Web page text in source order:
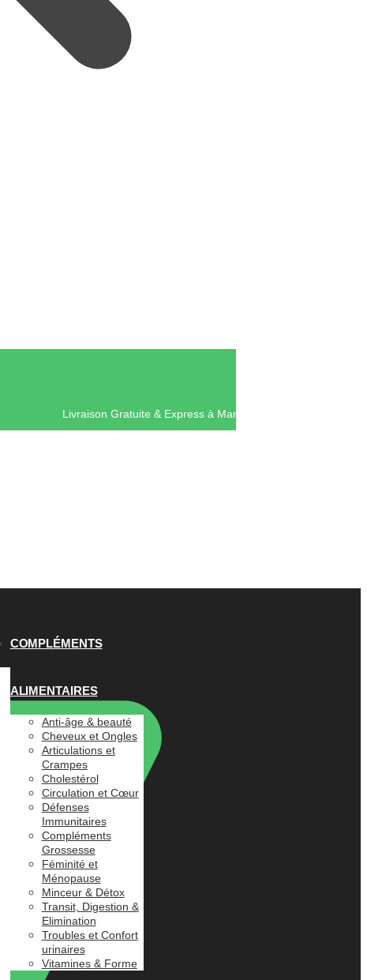
Livraison Gratuite & Express à
COMPLÉMENTS
ALIMENTAIRES
Anti-âge & beauté
Cheveux et Ongles
Articulations et
Crampes
Cholestérol
Circulation et Cœur
Défenses
Immunitaires
Compléments
Grossesse
Féminité et
Ménopause
Minceur & Détox
Transit, Digestion &
Elimination
Troubles et Confort
urinaires
Vitamines & Forme